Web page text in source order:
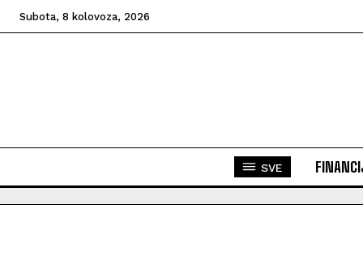
Subota, 8 kolovoza, 2026
SVE